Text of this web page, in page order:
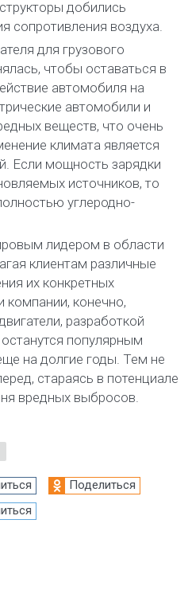
добились
сопротивления воздуха.
для грузового
чтобы оставаться в
автомобиля на
автомобили и
веществ, что очень
климата является
Если мощность зарядки
источников, то
углеродно-
лидером в области
клиентам различные
их конкретных
компании, конечно,
разработкой
популярным
на долгие годы. Тем не
стараясь в потенциале
вредных выбросов.
Поделиться